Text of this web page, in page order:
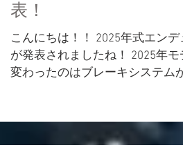
表！
こんにちは！！ 2025年式エン
が発表されましたね！ 2025年
変わったのはブレーキシステム
ックからブレンボへ変更されク
ンボ製の新しいものになりまし
ール性が違ってくるので旧モデ
テック製が好みの方は...